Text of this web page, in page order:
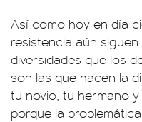
Así como hoy en día
resistencia aún
diversidades que los
son las que hacen la
tu novio, tu hermano
porque la